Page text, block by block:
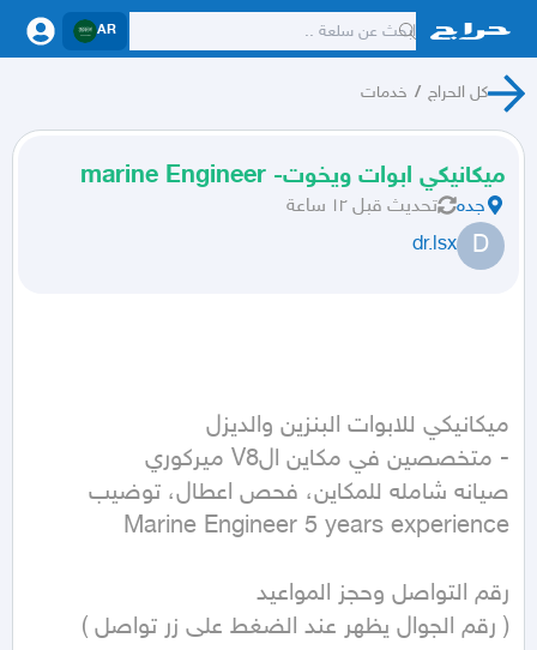
AR
كل الحراج / خدمات
ميكانيكي ابوات ويخوت- marine Engineer
جده تحديث قبل ١٢ ساعة
D
dr.lsx
( رقم الجوال يظهر عند الضغط على زر تواصل )